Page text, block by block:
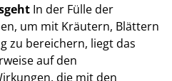
In der Fülle der
um mit Kräutern, Blättern
zu bereichern, liegt das
auf den
die mit den